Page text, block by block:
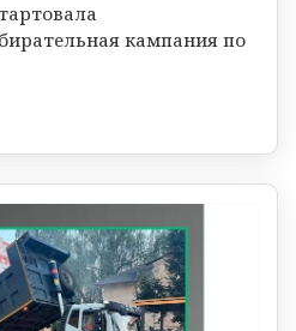
кампания по